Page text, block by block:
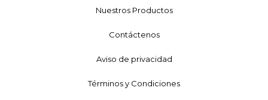
Nuestros Productos
Contáctenos
Aviso de privacidad
Términos y Condiciones